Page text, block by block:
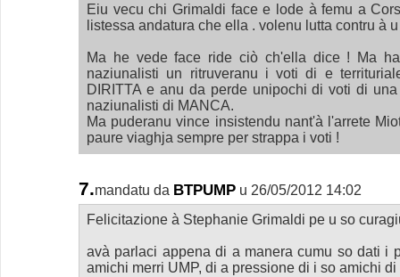
Eiu vecu chi Grimaldi face e lode à femu a
listessa andatura che ella . volenu lutta contru à
Ma he vede face ride ciò ch'ella dice ! Ma
naziunalisti un ritruveranu i voti di e
DIRITTA e anu da perde unipochi di voti di
naziunalisti di MANCA.
Ma puderanu vince insistendu nant'à l'arrete
paure viaghja sempre per strappa i voti !
7.mandatu da BTPUMP u 26/05/2012 14:02
Felicitazione à Stephanie Grimaldi pe u so
avà parlaci appena di a manera cumu so dati i
amichi merri UMP, di a pressione di i so amichi